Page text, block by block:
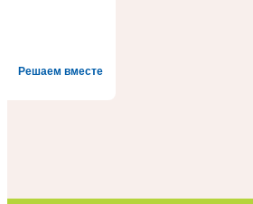
Решаем вместе